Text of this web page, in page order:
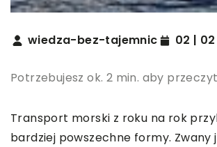
wiedza-bez-tajemnic 02 |
Potrzebujesz ok. 2 min. aby
Transport morski z roku na rok
bardziej powszechne formy. Zwany